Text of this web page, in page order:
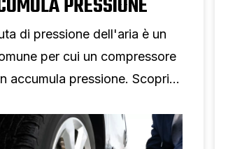
di pressione dell'aria è un
per cui un compressore
accumula pressione. Scopri i
compressori d'aria.